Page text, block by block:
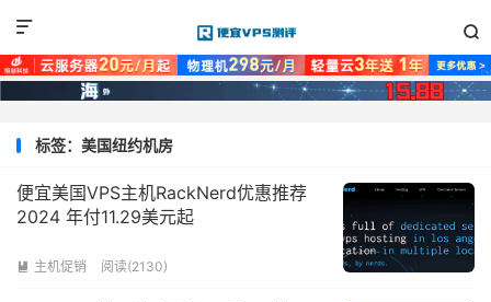


标签：美国纽约机房
便宜美国VPS主机RackNerd优惠推荐
2024 年付11.29美元起
 主机促销 阅读(2130)